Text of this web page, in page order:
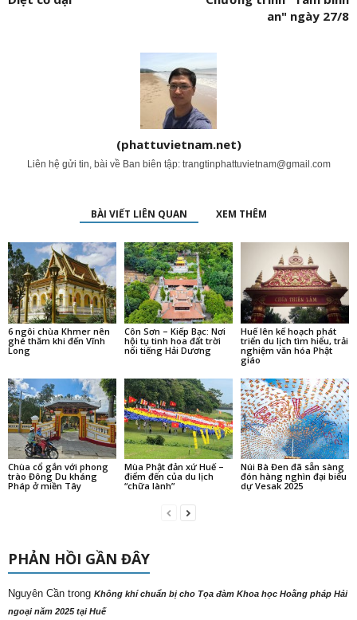
an" ngày 27/8
(phattuvietnam.net)
Liên hệ gửi tin, bài về Ban biên tập: trangtinphattuvietnam@gmail.com
BÀI VIẾT LIÊN QUAN XEM THÊM
6 ngôi chùa Khmer nên
ghé thăm khi đến Vĩnh
Long
Côn Sơn – Kiếp Bạc: Nơi
hội tụ tinh hoa đất trời
nổi tiếng Hải Dương
Huế lên kế hoạch phát
triển du lịch tìm hiểu, trải
nghiệm văn hóa Phật
giáo
Chùa cổ gắn với phong
trào Đông Du kháng
Pháp ở miền Tây
Mùa Phật đản xứ Huế –
điểm đến của du lịch
“chữa lành”
Núi Bà Đen đã sẵn sàng
đón hàng nghìn đại biểu
dự Vesak 2025
PHẢN HỒI GẦN ĐÂY
Nguyên Cần trong Không khí chuẩn bị cho Tọa đàm Khoa học Hoằng pháp Hải
ngoại năm 2025 tại Huế